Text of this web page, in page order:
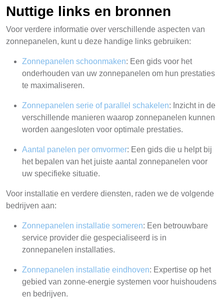
Nuttige links en bronnen
Voor verdere informatie over verschillende aspecten van
zonnepanelen, kunt u deze handige links gebruiken:
Zonnepanelen schoonmaken: Een gids voor het
onderhouden van uw zonnepanelen om hun prestaties
te maximaliseren.
Zonnepanelen serie of parallel schakelen: Inzicht in de
verschillende manieren waarop zonnepanelen kunnen
worden aangesloten voor optimale prestaties.
Aantal panelen per omvormer: Een gids die u helpt bij
het bepalen van het juiste aantal zonnepanelen voor
uw specifieke situatie.
Voor installatie en verdere diensten, raden we de volgende
bedrijven aan:
Zonnepanelen installatie someren: Een betrouwbare
service provider die gespecialiseerd is in
zonnepanelen installaties.
Zonnepanelen installatie eindhoven: Expertise op het
gebied van zonne-energie systemen voor huishoudens
en bedrijven.